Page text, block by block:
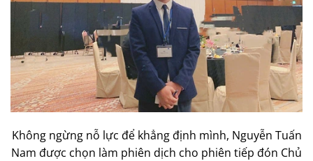
Không ngừng nỗ lực để khẳng định mình, Nguyễn Tuấn
Nam được chọn làm phiên dịch cho phiên tiếp đón Chủ